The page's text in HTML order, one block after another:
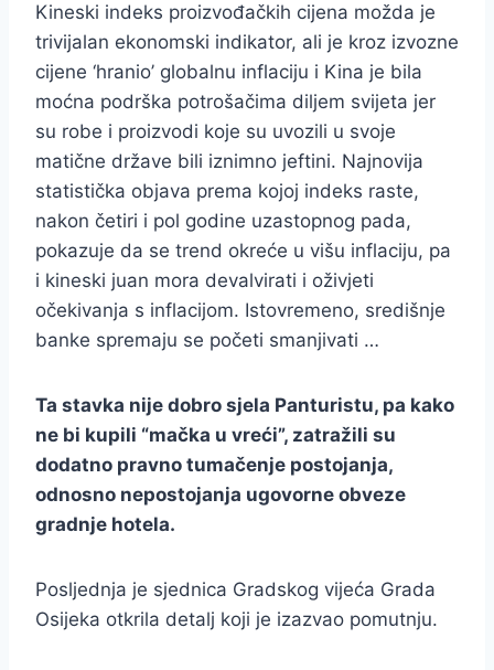
Kineski indeks proizvođačkih cijena možda je
trivijalan ekonomski indikator, ali je kroz izvozne
cijene ‘hranio’ globalnu inflaciju i Kina je bila
moćna podrška potrošačima diljem svijeta jer
su robe i proizvodi koje su uvozili u svoje
matične države bili iznimno jeftini. Najnovija
statistička objava prema kojoj indeks raste,
nakon četiri i pol godine uzastopnog pada,
pokazuje da se trend okreće u višu inflaciju, pa
i kineski juan mora devalvirati i oživjeti
očekivanja s inflacijom. Istovremeno, središnje
banke spremaju se početi smanjivati …
Ta stavka nije dobro sjela Panturistu, pa kako
ne bi kupili “mačka u vreći”, zatražili su
dodatno pravno tumačenje postojanja,
odnosno nepostojanja ugovorne obveze
gradnje hotela.
Posljednja je sjednica Gradskog vijeća Grada
Osijeka otkrila detalj koji je izazvao pomutnju.